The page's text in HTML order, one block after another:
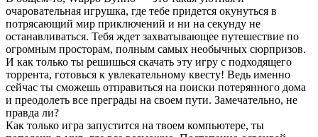
очаровательная игрушка, где тебе придется окунуться в
потрясающий мир приключений и ни на секунду не
останавливаться. Тебя ждет захватывающее путешествие по
огромным просторам, полным самых необычных сюрпризов.
И как только ты решишься скачать эту игру с подходящего
торрента, готовься к увлекательному квесту! Ведь именно
сейчас ты сможешь отправиться на поиски потерянного дома
и преодолеть все преграды на своем пути. Замечательно, не
правда ли?
Как только игра запустится на твоем компьютере, ты